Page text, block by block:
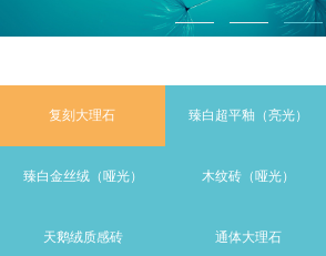
复刻大理石 臻白超平釉（亮光）
臻白金丝绒（哑光） 木纹砖（哑光）
天鹅绒质感砖 通体大理石